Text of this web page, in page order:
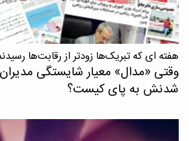
هفته ای که تبریک‌ها زودتر از رقابت‌ها
وقتی «مدال‌» معیار شایستگی
شدنش به پای کیست؟